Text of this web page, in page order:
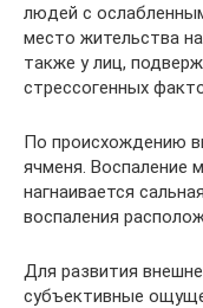
людей с
место жительства
также у лиц,
стрессогенных
По происхождению
ячменя. Воспаление
нагнаивается
воспаления
Для развития
субъективные